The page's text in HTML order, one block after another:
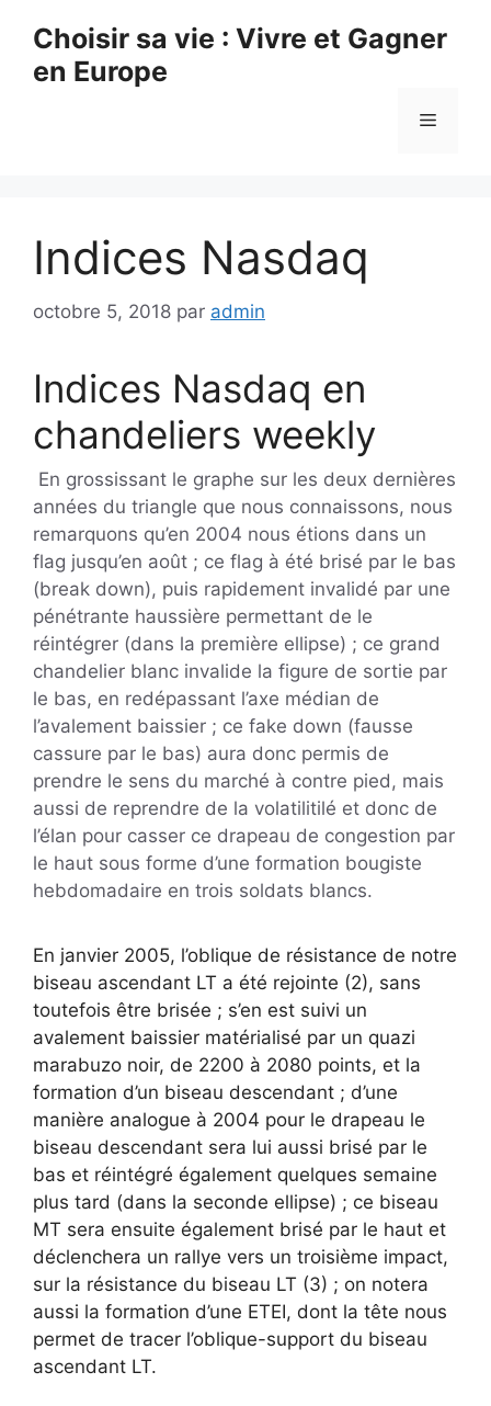
contenu
Choisir sa vie : Vivre et Gagner
en Europe
Menu
Indices Nasdaq
octobre 5, 2018 par admin
Indices Nasdaq en
chandeliers weekly
En grossissant le graphe sur les deux dernières
années du triangle que nous connaissons, nous
remarquons qu’en 2004 nous étions dans un
flag jusqu’en août ; ce flag à été brisé par le bas
(break down), puis rapidement invalidé par une
pénétrante haussière permettant de le
réintégrer (dans la première ellipse) ; ce grand
chandelier blanc invalide la figure de sortie par
le bas, en redépassant l’axe médian de
l’avalement baissier ; ce fake down (fausse
cassure par le bas) aura donc permis de
prendre le sens du marché à contre pied, mais
aussi de reprendre de la volatilitilé et donc de
l’élan pour casser ce drapeau de congestion par
le haut sous forme d’une formation bougiste
hebdomadaire en trois soldats blancs.
En janvier 2005, l’oblique de résistance de notre
biseau ascendant LT a été rejointe (2), sans
toutefois être brisée ; s’en est suivi un
avalement baissier matérialisé par un quazi
marabuzo noir, de 2200 à 2080 points, et la
formation d’un biseau descendant ; d’une
manière analogue à 2004 pour le drapeau le
biseau descendant sera lui aussi brisé par le
bas et réintégré également quelques semaine
plus tard (dans la seconde ellipse) ; ce biseau
MT sera ensuite également brisé par le haut et
déclenchera un rallye vers un troisième impact,
sur la résistance du biseau LT (3) ; on notera
aussi la formation d’une ETEI, dont la tête nous
permet de tracer l’oblique-support du biseau
ascendant LT.